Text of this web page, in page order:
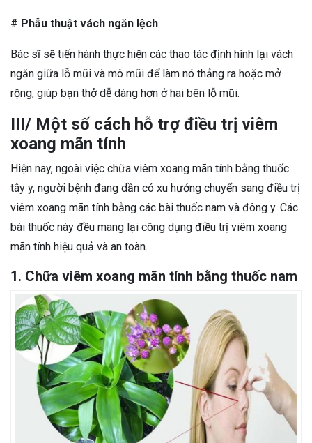
# Phẫu thuật vách ngăn lệch
Bác sĩ sẽ tiến hành thực hiện các thao tác định hình lại vách
ngăn giữa lỗ mũi và mô mũi để làm nó thẳng ra hoặc mở
rộng, giúp bạn thở dễ dàng hơn ở hai bên lỗ mũi.
III/ Một số cách hỗ trợ điều trị viêm
xoang mãn tính
Hiện nay, ngoài việc chữa viêm xoang mãn tính bằng thuốc
tây y, người bệnh đang dần có xu hướng chuyển sang điều trị
viêm xoang mãn tính bằng các bài thuốc nam và đông y. Các
bài thuốc này đều mang lại công dụng điều trị viêm xoang
mãn tính hiệu quả và an toàn.
1. Chữa viêm xoang mãn tính bằng thuốc nam